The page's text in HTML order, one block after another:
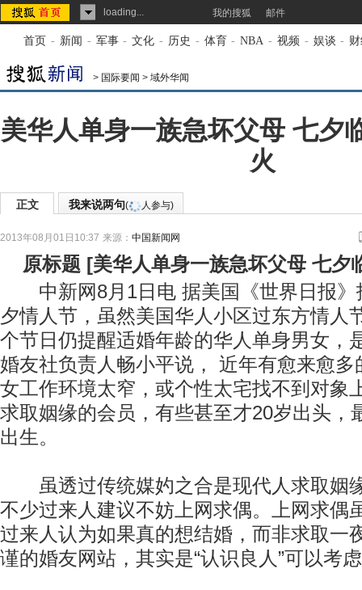
loading... 我的搜狐 邮件
首页 - 新闻 - 军事 - 文化 - 历史 - 体育 - NBA - 视频 - 娱谈 -
> 国际要闻 > 域外华闻
美华人单身一族急坏父母 七夕
火
正文 我来说两句( 人参与)
2013年08月01日10:37 来源： 中国新闻网
原标题 [美华人单身一族急坏父母 七夕
中新网8月1日电 据美国《世界日报》
夕情人节，虽然美国华人小区过东方情人
个节日仍提醒适婚年龄的华人单身男女，
婚友社负责人畅小平说， 近年有愈来愈
女工作环境太窄，或个性太宅找不到对象
求取姻缘的会员，有些甚至才20岁出头，
出生。
虽透过传统媒妁之合是现代人求取姻
不少过来人建议不妨上网求偶。上网求偶
过来人认为如果真的想结婚，而非求取一
谨的婚友网站，其实是“认识良人”可以考